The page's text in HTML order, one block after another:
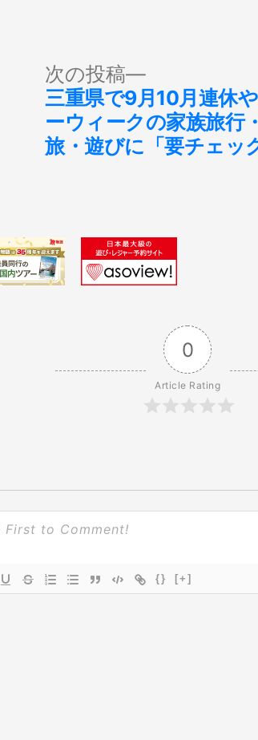
次の投稿
次
の
投
稿:
三重県で9月10月連休
ーウィークの家族旅行
旅・遊びに「要チェッ
0
Article Rating
{} [+]